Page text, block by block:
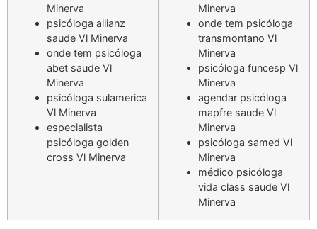
Minerva
psicóloga allianz
saude Vl Minerva
onde tem psicóloga
abet saude Vl
Minerva
psicóloga sulamerica
Vl Minerva
especialista
psicóloga golden
cross Vl Minerva
Minerva
onde tem psicóloga
transmontano Vl
Minerva
psicóloga funcesp Vl
Minerva
agendar psicóloga
mapfre saude Vl
Minerva
psicóloga samed Vl
Minerva
médico psicóloga
vida class saude Vl
Minerva